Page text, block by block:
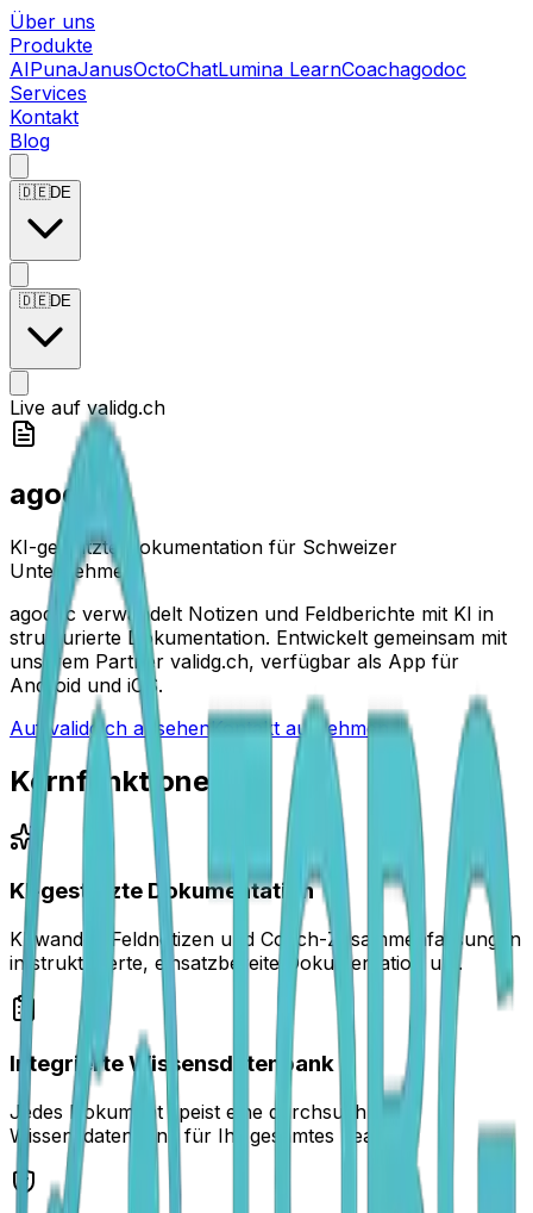
Über uns
Produkte
AIPunaJanusOctoChatLumina LearnCoachagodoc
Services
Kontakt
Blog
🇩🇪DE
🇩🇪DE
Live auf validg.ch
agodoc
KI-gestützte Dokumentation für Schweizer
Unternehmen.
agodoc verwandelt Notizen und Feldberichte mit KI in
strukturierte Dokumentation. Entwickelt gemeinsam mit
unserem Partner validg.ch, verfügbar als App für
Android und iOS.
Auf validg.ch ansehenKontakt aufnehmen
Kernfunktionen
KI-gestützte Dokumentation
KI wandelt Feldnotizen und Coach-Zusammenfassungen
in strukturierte, einsatzbereite Dokumentation um.
Integrierte Wissensdatenbank
Jedes Dokument speist eine durchsuchbare
Wissensdatenbank für Ihr gesamtes Team.